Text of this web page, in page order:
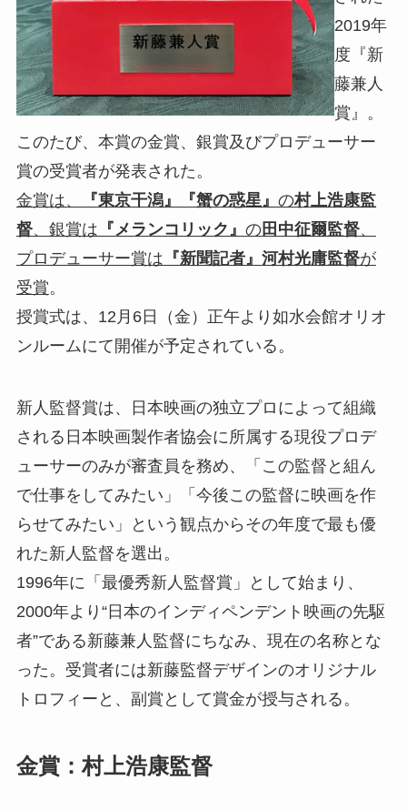
2019年
度『新
藤兼人
賞』。
このたび、本賞の金賞、銀賞及びプロデューサー
賞の受賞者が発表された。
金賞は、
『東京干潟』『蟹の惑星』 の村上浩康監
督、銀賞は 『メランコリック』 の田中征爾監督、
プロデューサー賞は 『新聞記者』 河村光庸監督が
受賞。
授賞式は、12月6日（金）正午より如水会館オリオ
ンルームにて開催が予定されている。
新人監督賞は、日本映画の独立プロによって組織
される日本映画製作者協会に所属する現役プロデ
ューサーのみが審査員を務め、「この監督と組ん
で仕事をしてみたい」「今後この監督に映画を作
らせてみたい」という観点からその年度で最も優
れた新人監督を選出。
1996年に「最優秀新人監督賞」として始まり、
2000年より“日本のインディペンデント映画の先駆
者”である新藤兼人監督にちなみ、現在の名称とな
った。受賞者には新藤監督デザインのオリジナル
トロフィーと、副賞として賞金が授与される。
金賞：村上浩康監督